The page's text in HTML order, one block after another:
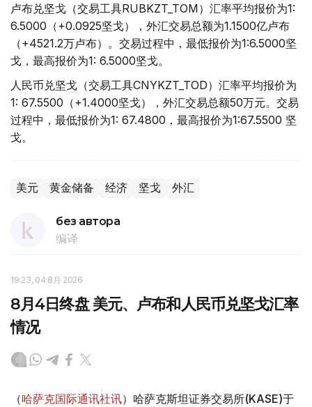
卢布兑坚戈（交易工具RUBKZT_TOM）汇率平均报价为1:
6.5000（+0.0925坚戈），外汇交易总额为1.1500亿卢布
（+4521.2万卢布）。交易过程中，最低报价为1:6.5000坚
戈，最高报价为1: 6.5000坚戈。
人民币兑坚戈（交易工具CNYKZT_TOD）汇率平均报价为
1: 67.5500（+1.4000坚戈），外汇交易总额50万元。交易
过程中，最低报价为1: 67.4800，最高报价为1:67.5500 坚
戈。
美元 黄金储备 经济 坚戈 外汇
без автора
编译
19:23, 04 8月 2026
8月4日终盘 美元、卢布和人民币兑坚戈汇率
情况
（哈萨克国际通讯社讯）哈萨克斯坦证券交易所(KASE)于